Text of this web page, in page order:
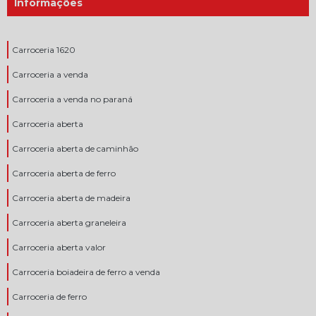
Informações
Carroceria 1620
Carroceria a venda
Carroceria a venda no paraná
Carroceria aberta
Carroceria aberta de caminhão
Carroceria aberta de ferro
Carroceria aberta de madeira
Carroceria aberta graneleira
Carroceria aberta valor
Carroceria boiadeira de ferro a venda
Carroceria de ferro